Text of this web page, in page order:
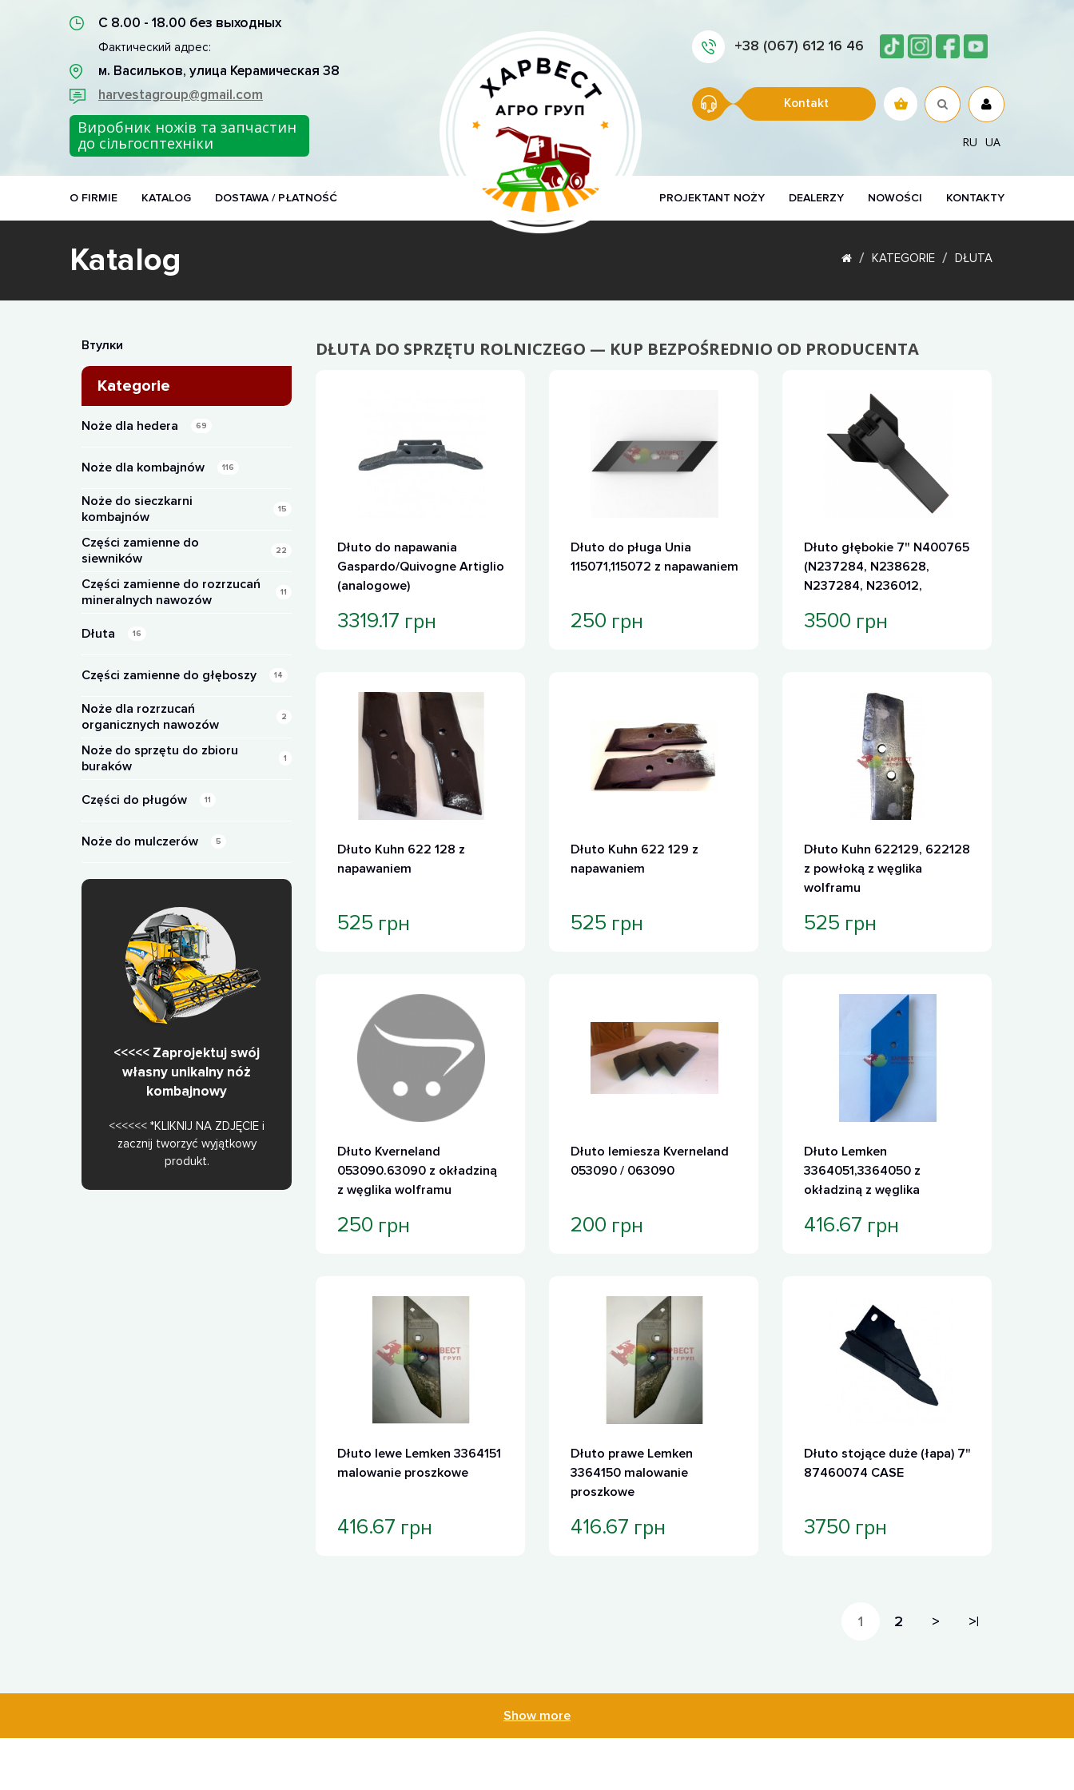
С 8.00 - 18.00 без выходных
Фактический адрес:
м. Васильков, улица Керамическая 38
harvestagroup@gmail.com
Виробник ножів та запчастин
до сільгосптехніки
+38 (067) 612 16 46
Kontakt
RU UA
O FIRMIE KATALOG DOSTAWA / PŁATNOŚĆ PROJEKTANT NOŻY DEALERZY NOWOŚCI KONTAKTY
Katalog KATEGORIE DŁUTA
Втулки
Kategorie
Noże dla hedera 69
Noże dla kombajnów 116
Noże do sieczkarni
kombajnów
15
Części zamienne do
siewników
22
Części zamienne do rozrzucań
mineralnych nawozów
11
Dłuta 16
Części zamienne do głęboszy 14
Noże dla rozrzucań
organicznych nawozów
2
Noże do sprzętu do zbioru
buraków
1
Części do pługów 11
Noże do mulczerów 5
<<<<< Zaprojektuj swój
własny unikalny nóż
kombajnowy
<<<<<< *KLIKNIJ NA ZDJĘCIE i
zacznij tworzyć wyjątkowy
produkt.
DŁUTA DO SPRZĘTU ROLNICZEGO — KUP BEZPOŚREDNIO OD PRODUCENTA
Dłuto do napawania
Gaspardo/Quivogne Artiglio
(analogowe)
3319.17 грн
Dłuto do pługa Unia
115071,115072 z napawaniem
250 грн
Dłuto głębokie 7" N400765
(N237284, N238628,
N237284, N236012,
RPDL247CP)
3500 грн
Dłuto Kuhn 622 128 z
napawaniem
525 грн
Dłuto Kuhn 622 129 z
napawaniem
525 грн
Dłuto Kuhn 622129, 622128
z powłoką z węglika
wolframu
525 грн
Dłuto Kverneland
053090.63090 z okładziną
z węglika wolframu
250 грн
Dłuto lemiesza Kverneland
053090 / 063090
200 грн
Dłuto Lemken
3364051,3364050 z
okładziną z węglika
416.67 грн
Dłuto lewe Lemken 3364151
malowanie proszkowe
416.67 грн
Dłuto prawe Lemken
3364150 malowanie
proszkowe
416.67 грн
Dłuto stojące duże (łapa) 7"
87460074 CASE
3750 грн
1 2 > >|
Show more